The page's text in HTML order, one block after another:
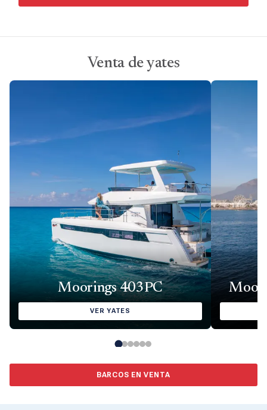
Venta de yates
Moorings 403PC
VER YATES
BARCOS EN VENTA